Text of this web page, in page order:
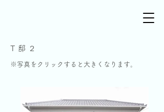
T 邸 ２
※写真を クリックすると大きくなります。